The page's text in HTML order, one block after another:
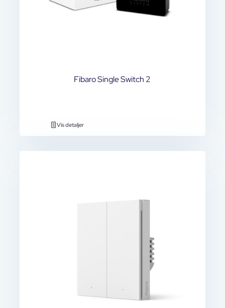
Fibaro Single Switch 2
Vis detaljer